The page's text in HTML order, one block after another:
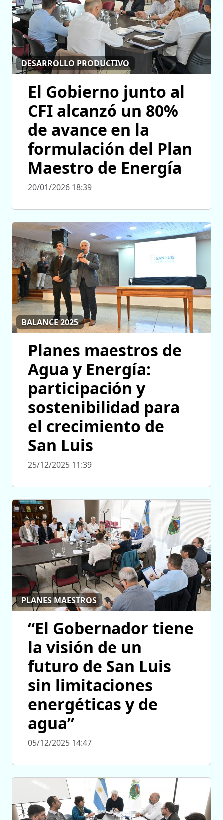
DESARROLLO PRODUCTIVO
El Gobierno junto al
CFI alcanzó un 80%
de avance en la
formulación del Plan
Maestro de Energía
20/01/2026 18:39
BALANCE 2025
Planes maestros de
Agua y Energía:
participación y
sostenibilidad para
el crecimiento de
San Luis
25/12/2025 11:39
PLANES MAESTROS
“El Gobernador tiene
la visión de un
futuro de San Luis
sin limitaciones
energéticas y de
agua”
05/12/2025 14:47